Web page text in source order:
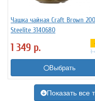
Чашка чайная Craft Brown
Steelite 3140680
1 349 р. 1
Выбрать
Показать все